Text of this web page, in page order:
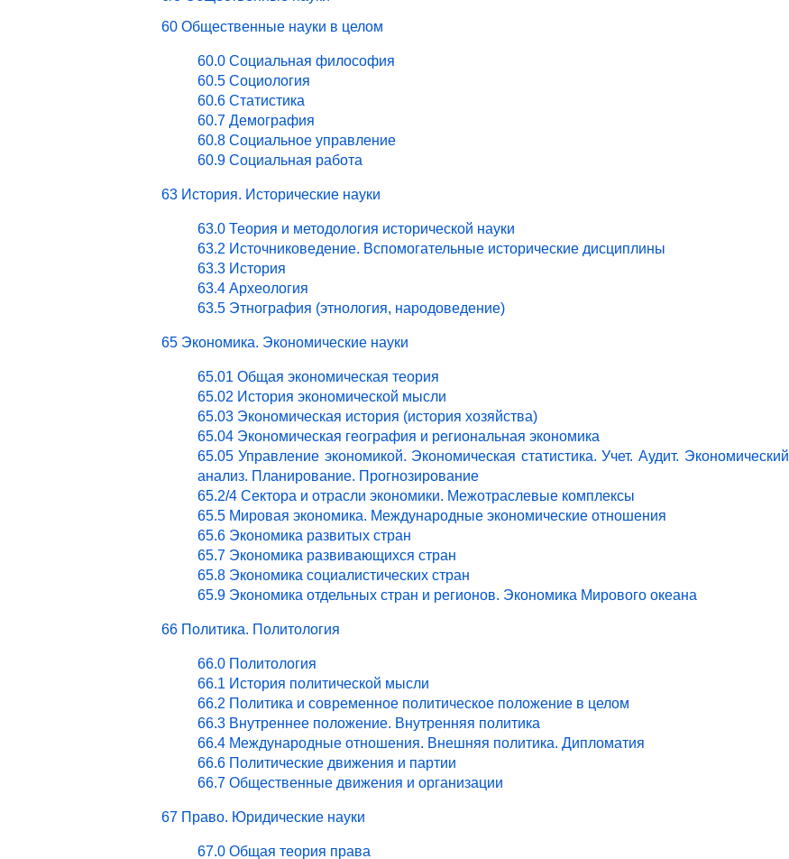
60 Общественные науки в целом
60.0 Социальная философия
60.5 Социология
60.6 Статистика
60.7 Демография
60.8 Социальное управление
60.9 Социальная работа
63 История. Исторические науки
63.0 Теория и методология исторической науки
63.2 Источниковедение. Вспомогательные исторические дисциплины
63.3 История
63.4 Археология
63.5 Этнография (этнология, народоведение)
65 Экономика. Экономические науки
65.01 Общая экономическая теория
65.02 История экономической мысли
65.03 Экономическая история (история хозяйства)
65.04 Экономическая география и региональная экономика
65.05 Управление экономикой. Экономическая статистика. Учет. Аудит. Экономический
анализ. Планирование. Прогнозирование
65.2/4 Сектора и отрасли экономики. Межотраслевые комплексы
65.5 Мировая экономика. Международные экономические отношения
65.6 Экономика развитых стран
65.7 Экономика развивающихся стран
65.8 Экономика социалистических стран
65.9 Экономика отдельных стран и регионов. Экономика Мирового океана
66 Политика. Политология
66.0 Политология
66.1 История политической мысли
66.2 Политика и современное политическое положение в целом
66.3 Внутреннее положение. Внутренняя политика
66.4 Международные отношения. Внешняя политика. Дипломатия
66.6 Политические движения и партии
66.7 Общественные движения и организации
67 Право. Юридические науки
67.0 Общая теория права